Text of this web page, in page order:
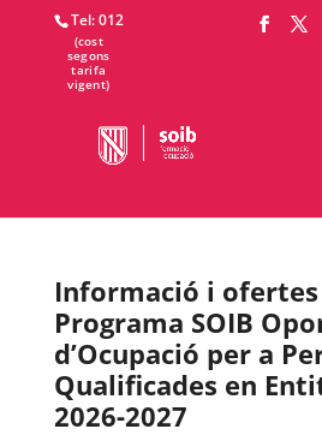
Tel: 012
Informació i
Programa SOIB
d’Ocupació per a
Qualificades en
2026-2027